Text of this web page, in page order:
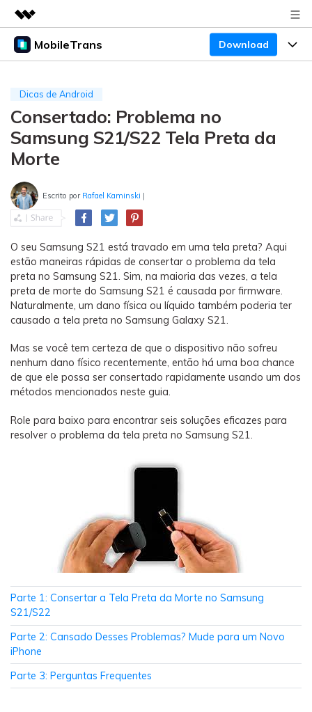
Produtos em destaque
Utilitários
Soluções
Sobre nós
Sala de imprensa
Loja
Suporte
MobileTrans Download
Desktop
Transferência do WhatsApp
Transferência de celular
Transferir mensagens, fotos, vídeos e muito mais
de celular para outro, celular para computador e
vice-versa.
Backup e restauração
WhatsApp para o computador. E restaurar
backups facilmente.
Recupere todas as mídias de visulização única do
WhatsApp — fotos, vídeos e mensagens de voz.
Mutsapper
Transferir dados do WhatsApp e WhatsApp
Business sem redefinição de fábrica.
MobileTrans App
Transferir dados do telefone, dados do
WhatsApp e arquivos entre dispositivos.
WeLastseen
Preços
Preços para Windows
Preços para empresas
Preços Educacionais
Centro de apoio
Mais suporte
Blogs
Temas em Destaque
Temas em Destaque
Temas em Destaque
Concursos e eventos
Download
Dicas de Android
Consertado: Problema no
Samsung S21/S22 Tela Preta da
Morte
Escrito por Rafael Kaminski |
O seu Samsung S21 está travado em uma tela preta? Aqui
estão maneiras rápidas de consertar o problema da tela
preta no Samsung S21. Sim, na maioria das vezes, a tela
preta de morte do Samsung S21 é causada por firmware.
Naturalmente, um dano física ou líquido também poderia ter
causado a tela preta no Samsung Galaxy S21.
Mas se você tem certeza de que o dispositivo não sofreu
nenhum dano físico recentemente, então há uma boa chance
de que ele possa ser consertado rapidamente usando um dos
métodos mencionados neste guia.
Role para baixo para encontrar seis soluções eficazes para
resolver o problema da tela preta no Samsung S21.
Parte 1: Consertar a Tela Preta da Morte no Samsung
S21/S22
Parte 2: Cansado Desses Problemas? Mude para um Novo
iPhone
Parte 3: Perguntas Frequentes